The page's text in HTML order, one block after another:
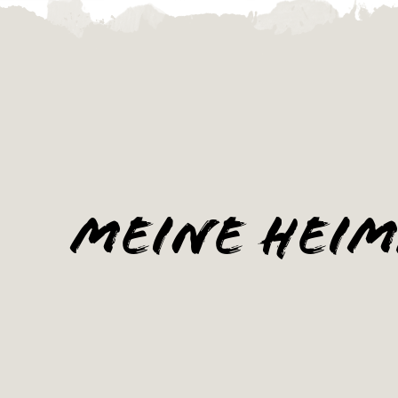
Meine